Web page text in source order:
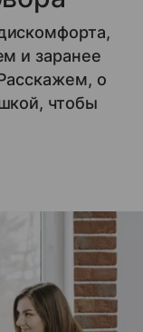
и заранее
о
чтобы